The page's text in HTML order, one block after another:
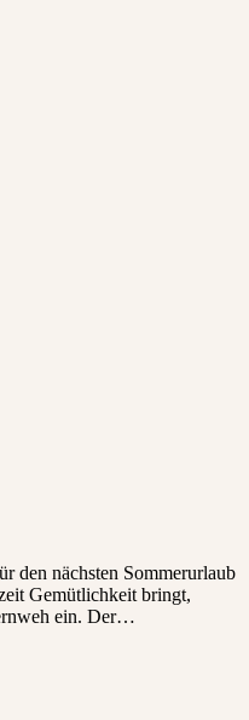
den nächsten Sommerurlaub
Gemütlichkeit bringt,
ein. Der…